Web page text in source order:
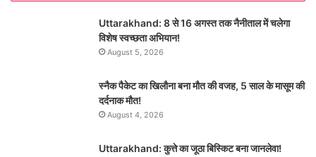
Uttarakhand: 8 से 16 अगस्त तक नैनीताल में चलेगा
विशेष स्वच्छता अभियान!
August 5, 2026
स्नैक पैकेट का खिलौना बना मौत की वजह, 5 साल के मासूम की
दर्दनाक मौत!
August 4, 2026
Uttarakhand: कुत्ते का जूठा बिस्किट बना जानलेवा!